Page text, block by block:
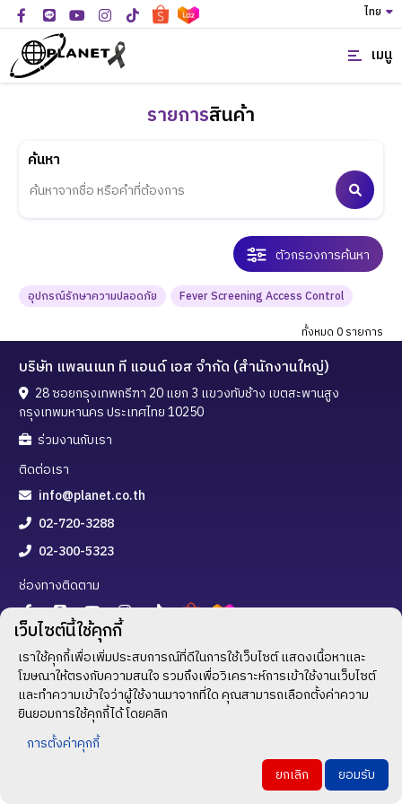
ไทย
เมนู
รายการสินค้า
ค้นหา
ตัวกรองการค้นหา
อุปกรณ์รักษาความปลอดภัย
Fever Screening Access Control
ทั้งหมด 0 รายการ
บริษัท แพลนเนท ที แอนด์ เอส จำกัด (สำนักงานใหญ่)
28 ซอยกรุงเทพกรีฑา 20 แยก 3 แขวงทับช้าง เขตสะพานสูง
กรุงเทพมหานคร ประเทศไทย 10250
ร่วมงานกับเรา
ติดต่อเรา
info@planet.co.th
02-720-3288
02-300-5323
ช่องทางติดตาม
นโยบายความเป็นส่วนตัว / เงื่อนไขการใช้บริการ
All rights reserved © 2023 PLANET T AND S CO., LTD.
เว็บไซต์นี้ใช้คุกกี้
เราใช้คุกกี้เพื่อเพิ่มประสบการณ์ที่ดีในการใช้เว็บไซต์ แสดงเนื้อหาและ
โฆษณาให้ตรงกับความสนใจ รวมถึงเพื่อวิเคราะห์การเข้าใช้งานเว็บไซต์
และทำความเข้าใจว่าผู้ใช้งานมาจากที่ใด คุณสามารถเลือกตั้งค่าความ
ยินยอมการใช้คุกกี้ได้ โดยคลิก
การตั้งค่าคุกกี้
ยกเลิก
ยอมรับ